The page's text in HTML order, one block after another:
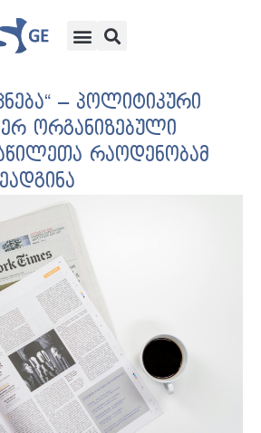
– პოლიტიკური
ორგანიზებული
რაოდენობამ